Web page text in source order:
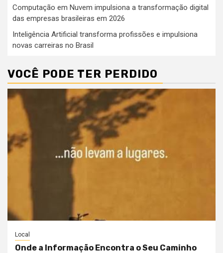
Computação em Nuvem impulsiona a transformação digital
das empresas brasileiras em 2026
Inteligência Artificial transforma profissões e impulsiona
novas carreiras no Brasil
VOCÊ PODE TER PERDIDO
Local
Onde a Informação Encontra o Seu Caminho